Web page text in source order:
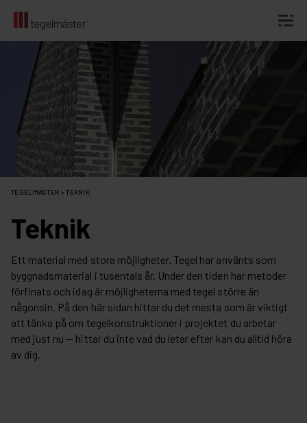
Fortsätt
innehållet
TEGELMÄSTER >TEKNIK
Teknik
Ett material med stora möjligheter. Tegel har använts som
byggnadsmaterial i tusentals år. Under den tiden har metoder
förfinats och idag är möjligheterna med tegel större än
någonsin. På den här sidan hittar du det mesta som är viktigt
att tänka på om tegelkonstruktioner i projektet du arbetar
med just nu — hittar du inte vad du letar efter kan du alltid höra
av dig.